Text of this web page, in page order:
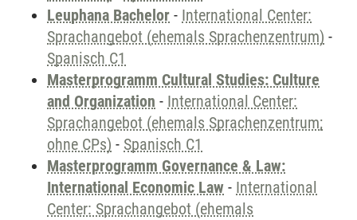
Leuphana Bachelor - International Center:
Sprachangebot (ehemals Sprachenzentrum) -
Spanisch C1
Masterprogramm Cultural Studies: Culture
and Organization - International Center:
Sprachangebot (ehemals Sprachenzentrum;
ohne CPs) - Spanisch C1
Masterprogramm Governance & Law:
International Economic Law - International
Center: Sprachangebot (ehemals